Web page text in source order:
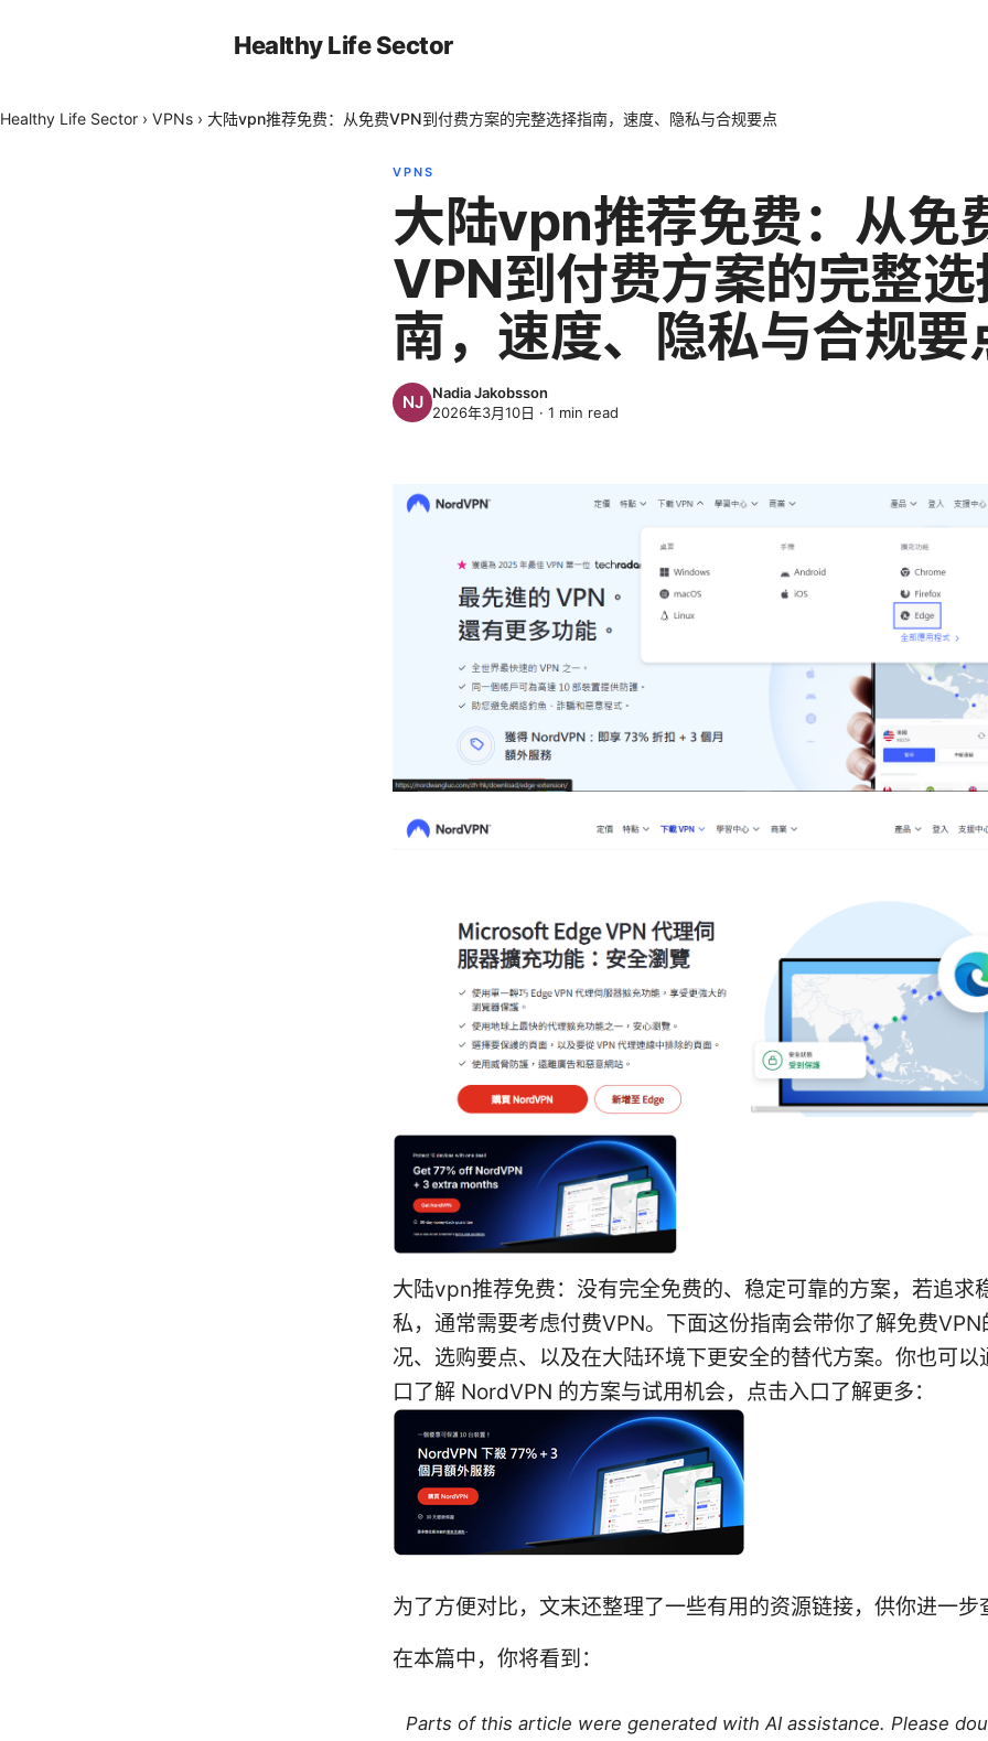
Healthy Life Sector
Healthy Life Sector › VPNs › 大陆vpn推荐免费：从免费VPN到付费方案的完整选择指南，速度、隐私与合规要点
VPNS
大陆vpn推荐免费：从免
VPN到付费方案的完整
南，速度、隐私与合规要
Nadia Jakobsson
2026年3月10日 · 1 min read
大陆vpn推荐免费：没有完全免费的、稳定可靠的方案，若追求
私，通常需要考虑付费VPN。下面这份指南会带你了解免费VPN
况、选购要点、以及在大陆环境下更安全的替代方案。你也可以
口了解 NordVPN 的方案与试用机会，点击入口了解更多：
为了方便对比，文末还整理了一些有用的资源链接，供你进一步
在本篇中，你将看到：
Parts of this article were generated with AI assistance. Please